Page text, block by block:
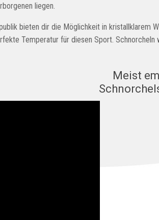
liegen.
bieten dir die Möglichkeit in
Temperatur für diesen Sport.
Meist